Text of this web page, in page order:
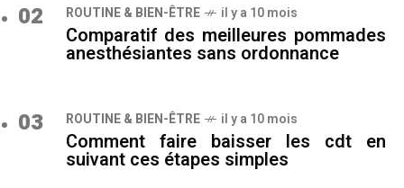
02 ROUTINE & BIEN-ÊTRE il y a 10 mois
Comparatif des meilleures pommades
anesthésiantes sans ordonnance
03 ROUTINE & BIEN-ÊTRE il y a 10 mois
Comment faire baisser les cdt en
suivant ces étapes simples